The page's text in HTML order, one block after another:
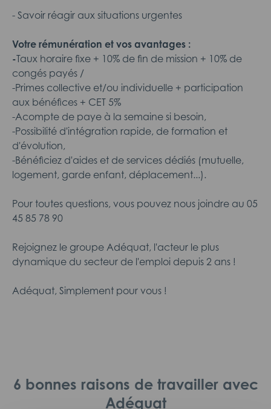
- Savoir réagir aux situations urgentes
Votre rémunération et vos avantages :
-Taux horaire fixe + 10% de fin de mission + 10% de
congés payés /
-Primes collective et/ou individuelle + participation
aux bénéfices + CET 5%
-Acompte de paye à la semaine si besoin,
-Possibilité d'intégration rapide, de formation et
d'évolution,
-Bénéficiez d'aides et de services dédiés (mutuelle,
logement, garde enfant, déplacement...).
Pour toutes questions, vous pouvez nous joindre au 05
45 85 78 90
Rejoignez le groupe Adéquat, l'acteur le plus
dynamique du secteur de l'emploi depuis 2 ans !
Adéquat, Simplement pour vous !
6 bonnes raisons de travailler avec
Adéquat